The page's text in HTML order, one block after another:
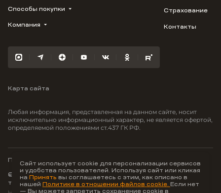
1799
Флора
Южане
Моретта
Вместе
Купить квартиру
Студию
3-комнатную
Способы покупки
Трейд-ин
100% оплата
Компания
Карьера
Страхование
Контакты
Карта сайта
Любая информация, представленная на данном сайте, носит
исключительно информационный характер, не является офертой,
определяемой положениями ст.437 ГК РФ.
© ООО Неоагентство, ИНН 9703176621,
тел.:+7 800 707-87-38
Политика конфиденциальности
Сайт использует cookie для персонализации сервисов
и удобства пользователей. Используя сайт или кликая
на Принять вы соглашаетесь с этим, как описано в
нашей Политике в отношении файлов cookie. Если нет
— Вы можете запретить сохранение cookie в